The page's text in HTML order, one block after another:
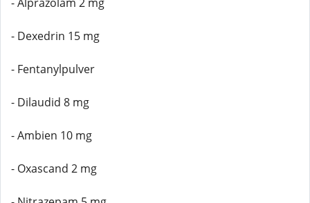
- Dexedrin 15 mg
- Fentanylpulver
- Dilaudid 8 mg
- Ambien 10 mg
- Oxascand 2 mg